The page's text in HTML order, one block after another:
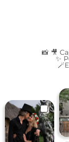
📸 🎥
✨